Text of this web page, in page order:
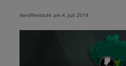
Veröffentlicht am 4. Juli 2019